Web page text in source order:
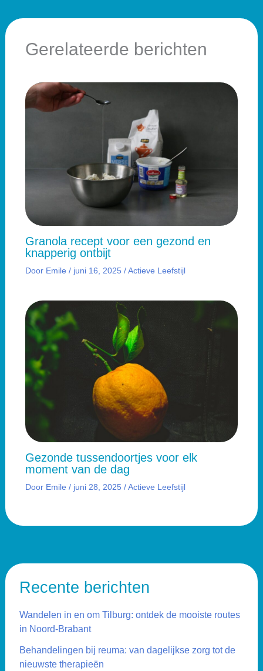
Gerelateerde berichten
Granola recept voor een gezond en
knapperig ontbijt
Door Emile / juni 16, 2025 /Actieve Leefstijl
Gezonde tussendoortjes voor elk
moment van de dag
Door Emile / juni 28, 2025 /Actieve Leefstijl
Recente berichten
Wandelen in en om Tilburg: ontdek de mooiste routes
in Noord-Brabant
Behandelingen bij reuma: van dagelijkse zorg tot de
nieuwste therapieën